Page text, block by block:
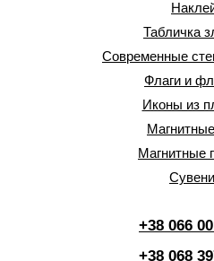
Табличка
Современные
Флаги и
Иконы из
Магнитные
+38 066
+38 068